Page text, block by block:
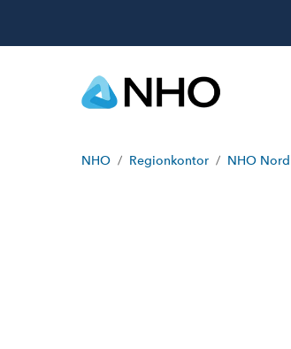
NHO Regionkontor NHO